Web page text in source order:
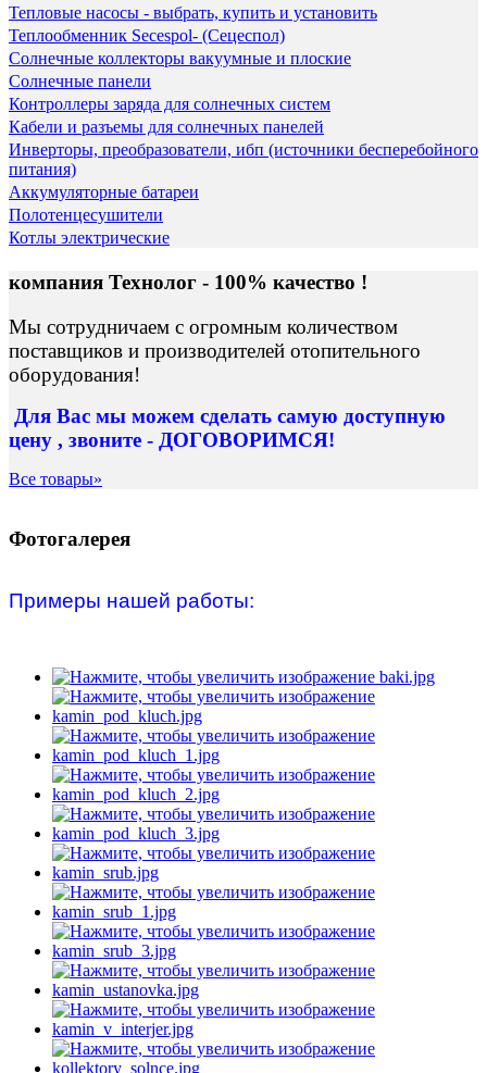
Тепловые насосы - выбрать, купить и установить
Теплообменник Secespol- (Сецеспол)
Солнечные коллекторы вакуумные и плоские
Солнечные панели
Контроллеры заряда для солнечных систем
Кабели и разъемы для солнечных панелей
Инверторы, преобразователи, ибп (источники бесперебойного
питания)
Аккумуляторные батареи
Полотенцесушители
Котлы электрические
компания Технолог - 100% качество !
Мы сотрудничаем с огромным количеством
поставщиков и производителей отопительного
оборудования!
Для Вас мы можем сделать самую доступную
цену , звоните - ДОГОВОРИМСЯ!
Все товары»
Фотогалерея
Примеры нашей работы: